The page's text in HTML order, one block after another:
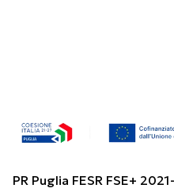
PR Puglia FESR FSE+